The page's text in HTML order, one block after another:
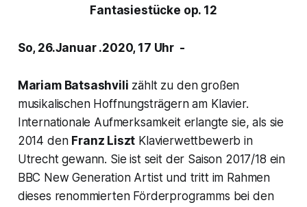
Fantasiestücke op. 12
So, 26.Januar .2020, 17 Uhr -
Mariam Batsashvili zählt zu den großen
musikalischen Hoffnungsträgern am Klavier.
Internationale Aufmerksamkeit erlangte sie, als sie
2014 den Franz Liszt Klavierwettbewerb in
Utrecht gewann. Sie ist seit der Saison 2017/18 ein
BBC New Generation Artist und tritt im Rahmen
dieses renommierten Förderprogramms bei den